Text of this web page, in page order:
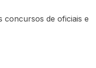
concursos de oficiais e